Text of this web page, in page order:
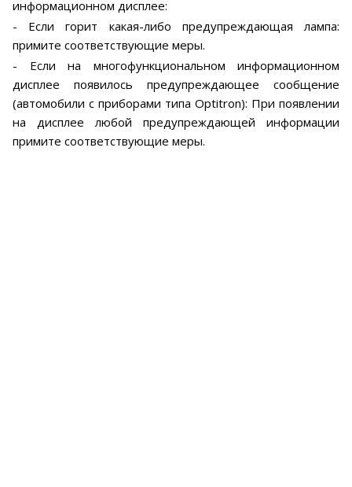
информационном дисплее:
- Если горит какая-либо предупреждающая лампа:
примите соответствующие меры.
- Если на многофункциональном информационном
дисплее появилось предупреждающее сообщение
(автомобили с приборами типа Optitron): При появлении
на дисплее любой предупреждающей информации
примите соответствующие меры.